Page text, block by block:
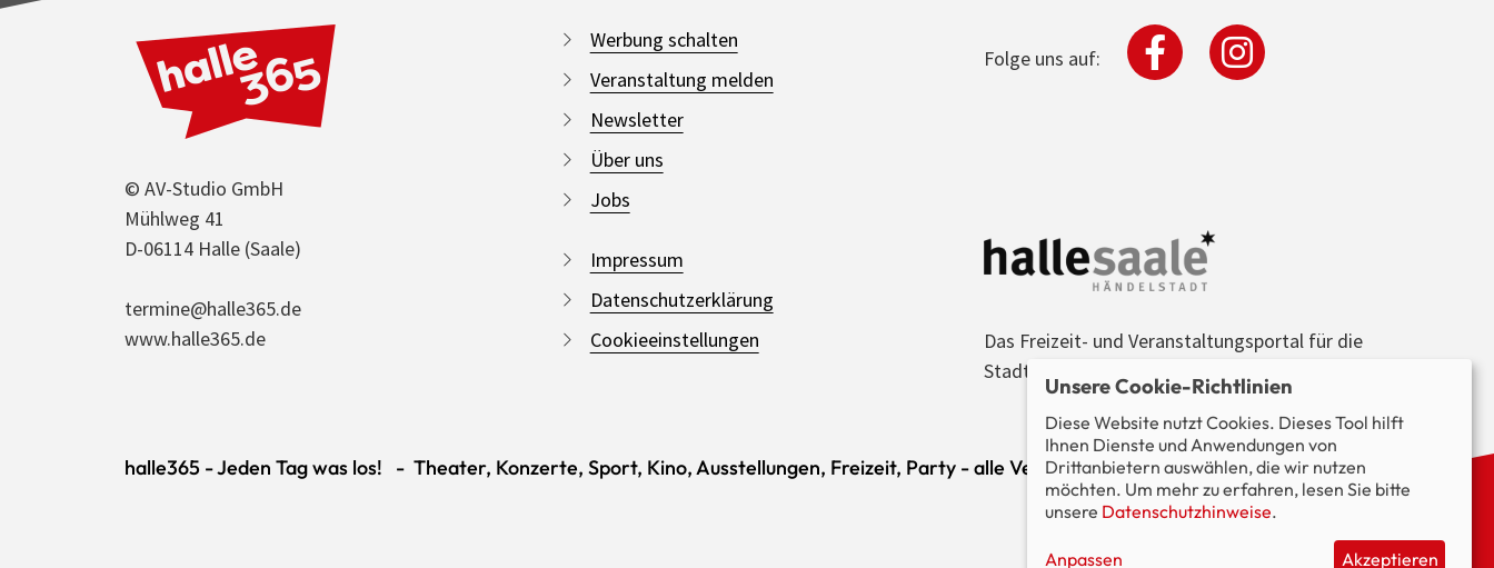
© AV-Studio GmbH
Mühlweg 41
D-06114 Halle (Saale)
termine@halle365.de
www.halle365.de
Werbung schalten
Veranstaltung melden
Newsletter
Über uns
Jobs
Impressum
Datenschutzerklärung
Cookieeinstellungen
Folge uns auf:
Das Freizeit- und Veranstaltungsportal für die
Stadt Halle (Saale) und die Region.
halle365 - Jeden Tag was los! - Theater, Konzerte, Sport, Kino, Ausstellungen, Freizeit, Party - alle Veranstaltungen im Blick.
Unsere Cookie-Richtlinien
Diese Website nutzt Cookies. Dieses Tool hilft
Ihnen Dienste und Anwendungen von
Drittanbietern auswählen, die wir nutzen
möchten. Um mehr zu erfahren, lesen Sie bitte
unsere Datenschutzhinweise.
Anpassen Akzeptieren